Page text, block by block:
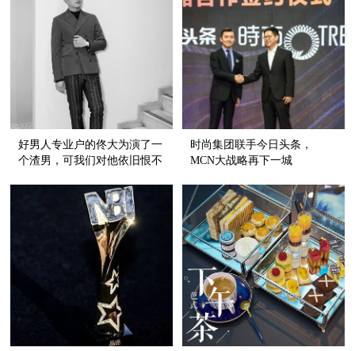
好男人专业户的佟大为演了一
个渣男，可我们对他依旧恨不
时尚集团联手今日头条，
MCN大战略再下一城